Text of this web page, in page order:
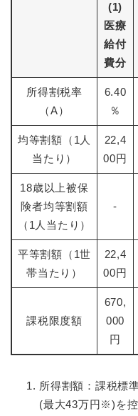
(1)
医療
給付
費分
所得割税率
（A）
6.40
％
均等割額（1人
当たり）
22,4
00円
18歳以上被保
険者均等割額
（1人当たり）
-
平等割額（1世
帯当たり）
22,4
00円
課税限度額
670,
000
円
所得割額：課税標
(最大43万円※)を